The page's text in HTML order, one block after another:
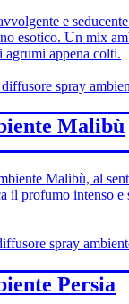
e
esotico. Un mix
agrumi appena colti.
Malibù
Malibù, al
il profumo intenso e
Persia